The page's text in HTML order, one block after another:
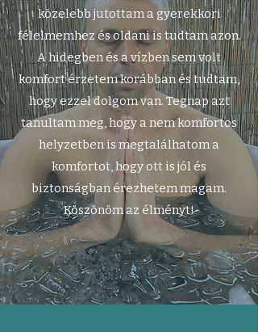
közelebb jutottam a gyerekkori
félelmemhez és oldani is tudtam azon.
A hidegben és a vízben sem volt
komfort érzetem korábban és tudtam,
hogy ezzel dolgom van. Tegnap azt
tanultam meg, hogy a nem komfortos
helyzetben is megtalálhatom a
komfortot, hogy ott is jól és
biztonságban érezhetem magam.
Köszönöm az élményt!